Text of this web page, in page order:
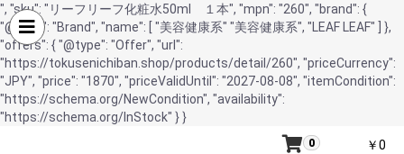
", "sku": "リーフリーフ化粧水50ml １本", "mpn": "260", "brand": {
"@type": "Brand", "name": [ "美容健康系" "美容健康系", "LEAF LEAF" ] },
"offers": { "@type": "Offer", "url":
"https://tokusenichiban.shop/products/detail/260", "priceCurrency":
"JPY", "price": "1870", "priceValidUntil": "2027-08-08", "itemCondition":
"https://schema.org/NewCondition", "availability":
"https://schema.org/InStock" } }
0 ￥0